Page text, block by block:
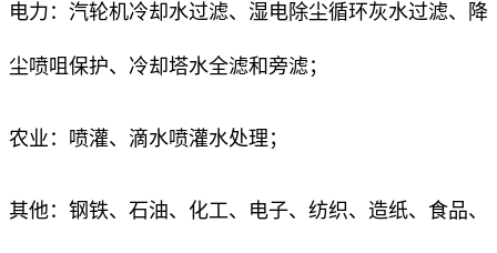
电力：汽轮机冷却水过滤、湿电除尘循环灰水过滤、降
尘喷咀保护、冷却塔水全滤和旁滤；
农业：喷灌、滴水喷灌水处理；
其他：钢铁、石油、化工、电子、纺织、造纸、食品、